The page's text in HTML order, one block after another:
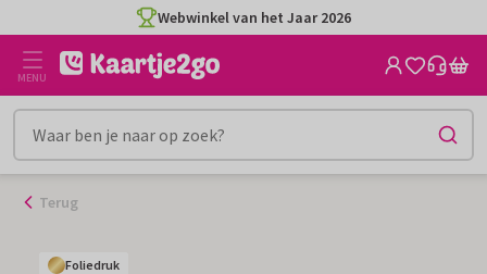
naar
inhoud
Webwinkel van het Jaar 2026
MENU
Terug
Foliedruk
Foliedruk
Foliedruk
Foliedruk
Foliedruk